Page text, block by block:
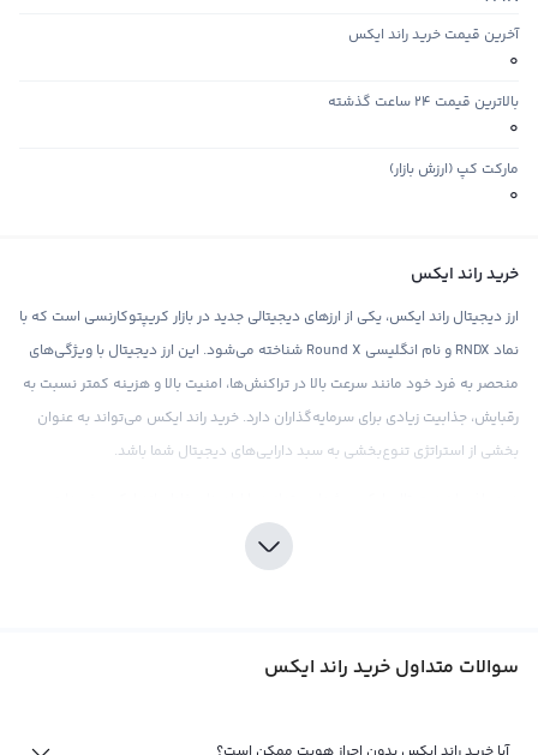
آخرین قیمت خرید راند ایکس
0
بالاترین قیمت ۲۴ ساعت گذشته
0
مارکت کپ (ارزش بازار)
0
خرید راند ایکس
ارز دیجیتال راند ایکس، یکی از ارزهای دیجیتالی جدید در بازار کریپتوکارنسی است که با
نماد RNDX و نام انگلیسی Round X شناخته می‌شود. این ارز دیجیتال با ویژگی‌های
منحصر به فرد خود مانند سرعت بالا در تراکنش‌ها، امنیت بالا و هزینه کمتر نسبت به
رقبایش، جذابیت زیادی برای سرمایه‌گذاران دارد. خرید راند ایکس می‌تواند به عنوان
بخشی از استراتژی تنوع‌بخشی به سبد دارایی‌های دیجیتال شما باشد.
کنید. این صرافی با ارائه قیمت‌های رقابتی و کارمزد پایین، تجربه خریدی مطلوب را
برای کاربران خود فراهم می‌کند. همچنین، در صرافی رابکس می‌توانید به آسانی راند
هرگونه سرمایه‌گذاری در بازار ارزهای دیجیتال، نیازمند دقت و تحقیقات کامل است. در
بازار آن به صورت دقیق آشنا شوید. همچنین، توجه داشته باشید که برخلاف برخی
سوالات متداول خرید راند ایکس